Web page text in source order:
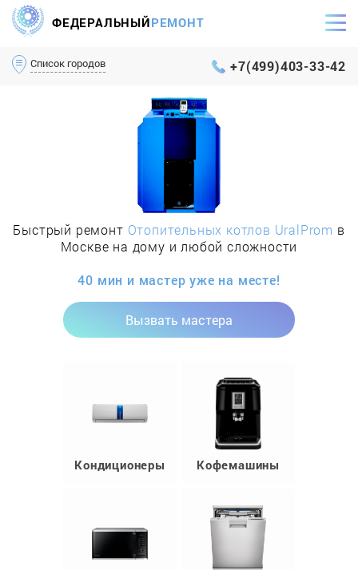
ФЕДЕРАЛЬНЫЙРЕМОНТ
Список городов +7(499)403-33-42
Быстрый ремонт Отопительных котлов UralProm в
Москве на дому и любой сложности
40 мин и мастер уже на месте!
Вызвать мастера
Кондиционеры Кофемашины